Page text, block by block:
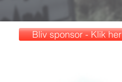
Bliv sponsor - Klik her